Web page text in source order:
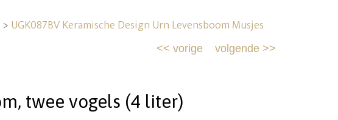
> UGK087BV Keramische Design Urn Levensboom Musjes
volgende >>
<< vorige
twee vogels (4 liter)